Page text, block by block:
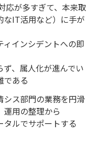
応が多すぎて、本来取
なIT活用など）に手が
ィインシデントへの即
ず、属人化が進んでい
である
シス部門の業務を円滑
運用の整理から
ルでサポートする